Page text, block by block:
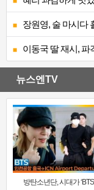
장원영, 술 마시다
이동국 딸 재시,
뉴스엔TV
방탄소년단, 시대가 ‘BTS’